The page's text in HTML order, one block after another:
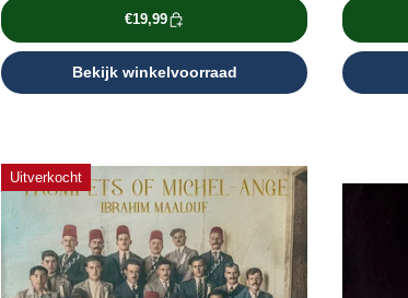
€19,99
Bekijk winkelvoorraad
Uitverkocht